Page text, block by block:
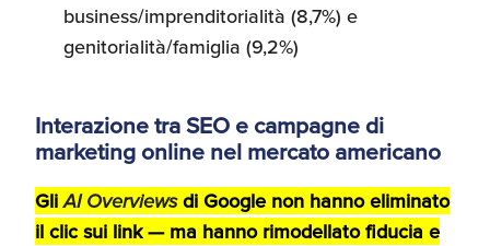
business/imprenditorialità (8,7%) e
genitorialità/famiglia (9,2%)
Interazione tra SEO e campagne di
marketing online nel mercato americano
GliAI Overviewsdi Google non hanno eliminato
il clic sui link — ma hanno rimodellato fiducia e